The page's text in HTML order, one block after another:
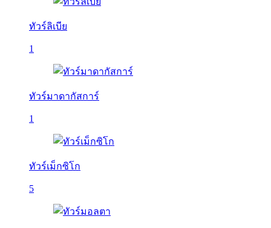
ทัวร์ลิเบีย
1
ทัวร์มาดากัสการ์
1
ทัวร์เม็กซิโก
5